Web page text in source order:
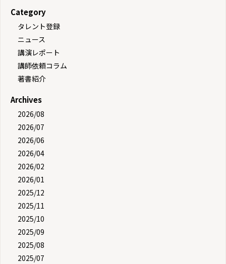
Category
タレント登録
ニュース
講演レポート
講師依頼コラム
著書紹介
Archives
2026/08
2026/07
2026/06
2026/04
2026/02
2026/01
2025/12
2025/11
2025/10
2025/09
2025/08
2025/07